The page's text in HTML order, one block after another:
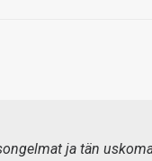
ja tän